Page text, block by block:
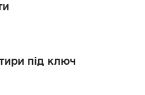
під ключ